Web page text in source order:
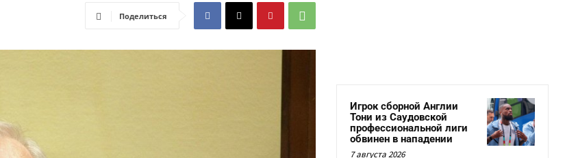
Поделиться
Игрок сборной Англии
Тони из Саудовской
профессиональной лиги
обвинен в нападении
7 августа 2026